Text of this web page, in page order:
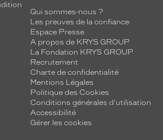
Qui sommes-nous ?
Les preuves de la confiance
Espace Presse
A propos de KRYS GROUP
La Fondation KRYS GROUP
Recrutement
Charte de confidentialité
Mentions Légales
Politique des Cookies
Conditions générales d'utilisation
Accessibilité
Gérer les cookies